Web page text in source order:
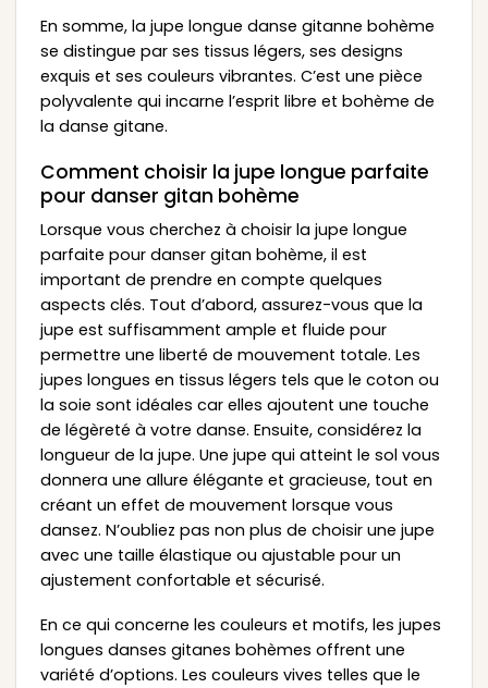
En somme, la jupe longue danse gitanne bohème
se distingue par ses tissus légers, ses designs
exquis et ses couleurs vibrantes. C’est une pièce
polyvalente qui incarne l’esprit libre et bohème de
la danse gitane.
Comment choisir la jupe longue parfaite
pour danser gitan bohème
Lorsque vous cherchez à choisir la jupe longue
parfaite pour danser gitan bohème, il est
important de prendre en compte quelques
aspects clés. Tout d’abord, assurez-vous que la
jupe est suffisamment ample et fluide pour
permettre une liberté de mouvement totale. Les
jupes longues en tissus légers tels que le coton ou
la soie sont idéales car elles ajoutent une touche
de légèreté à votre danse. Ensuite, considérez la
longueur de la jupe. Une jupe qui atteint le sol vous
donnera une allure élégante et gracieuse, tout en
créant un effet de mouvement lorsque vous
dansez. N’oubliez pas non plus de choisir une jupe
avec une taille élastique ou ajustable pour un
ajustement confortable et sécurisé.
En ce qui concerne les couleurs et motifs, les jupes
longues danses gitanes bohèmes offrent une
variété d’options. Les couleurs vives telles que le